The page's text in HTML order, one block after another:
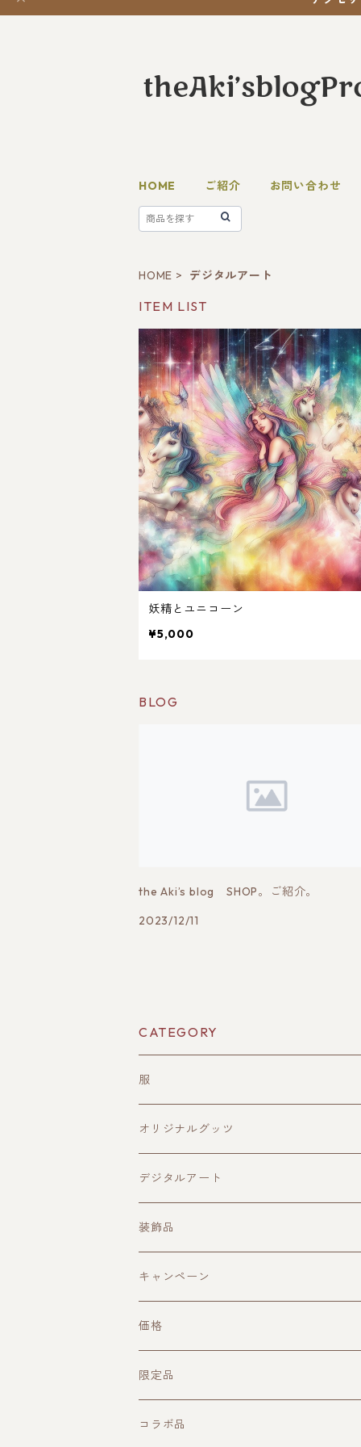
HOME ご紹介 お問い合わせ
HOME デジタルアート
ITEM LIST
妖精とユニコーン
¥5,000
BLOG
the Aki’s blog SHOP。ご紹介。
2023/12/11
CATEGORY
服
メンズ
レディース
オリジナルグッツ
キャップ
マスク
バック
キーケース
ネーム、IDホルダー
スマホスタンド
デジタルアート
装飾品
ピアス
ペンダント
イヤーカフ
チョーカー
キャンペーン
価格
1000円台
2000円台
限定品
コラボ品